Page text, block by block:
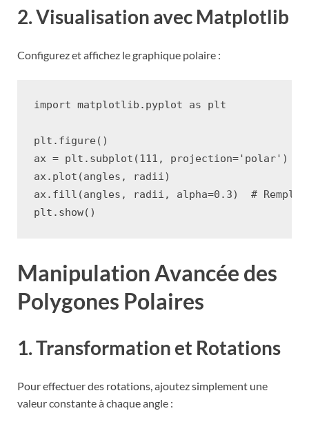
2. Visualisation avec Matplotlib
Configurez et affichez le graphique polaire :
import matplotlib.pyplot as plt
plt . figure ()
ax = plt . subplot (111 , projection= 'polar' )
ax. plot (angles , radii)
ax. fill (angles , radii , alpha=0.3)
#
plt . show()
Manipulation Avancée des
Polygones Polaires
1. Transformation et Rotations
Pour effectuer des rotations, ajoutez simplement une
valeur constante à chaque angle :